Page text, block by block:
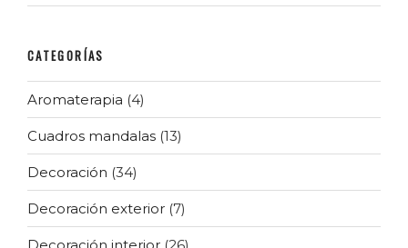
CATEGORÍAS
Aromaterapia (4)
Cuadros mandalas (13)
Decoración (34)
Decoración exterior (7)